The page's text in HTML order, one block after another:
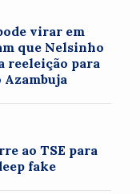
virar em
que Nelsinho
reeleição para
ao TSE para
fake